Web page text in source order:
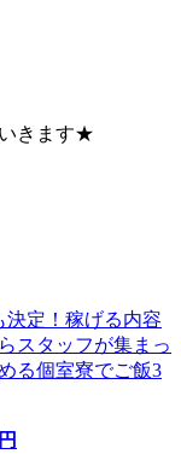
きます★
定！稼げる内容
スタッフが集まっ
る個室寮でご飯3
円